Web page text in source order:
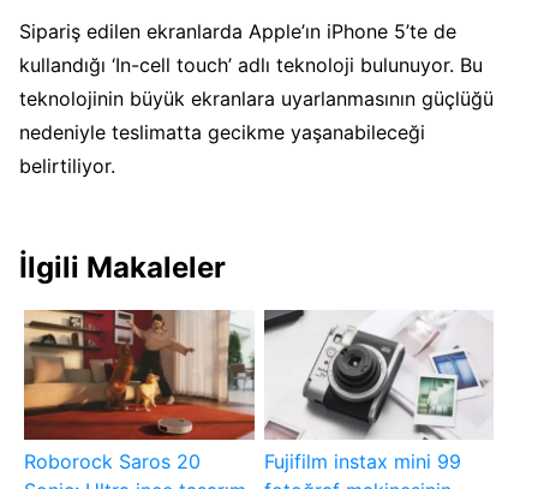
Sipariş edilen ekranlarda Apple’ın iPhone 5’te de
kullandığı ‘In-cell touch’ adlı teknoloji bulunuyor. Bu
teknolojinin büyük ekranlara uyarlanmasının güçlüğü
nedeniyle teslimatta gecikme yaşanabileceği
belirtiliyor.
İlgili Makaleler
Roborock Saros 20
Fujifilm instax mini 99